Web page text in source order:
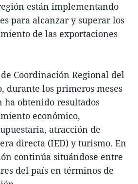
están implementando
para alcanzar y superar los
de las exportaciones
de Coordinación Regional del
durante los primeros meses
ha obtenido resultados
económico,
atracción de
directa (IED) y turismo. En
continúa situándose entre
del país en términos de